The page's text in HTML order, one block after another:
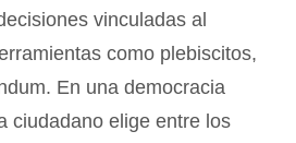
vinculadas al
como plebiscitos,
En una democracia
ciudadano elige entre los